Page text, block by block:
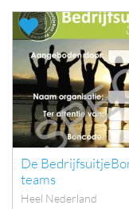
De
teams
Heel Nederland